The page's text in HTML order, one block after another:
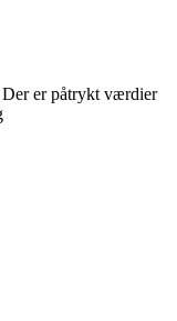
Der er påtrykt værdier